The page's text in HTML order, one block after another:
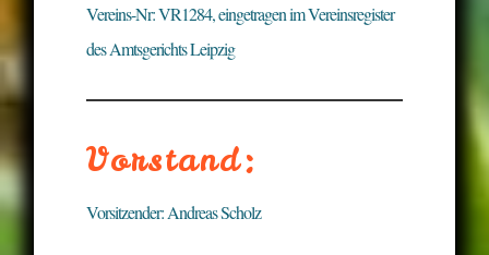
Vereins-Nr: VR1284, eingetragen im Vereinsregister
des Amtsgerichts Leipzig
Vorstand:
Vorsitzender: Andreas Scholz